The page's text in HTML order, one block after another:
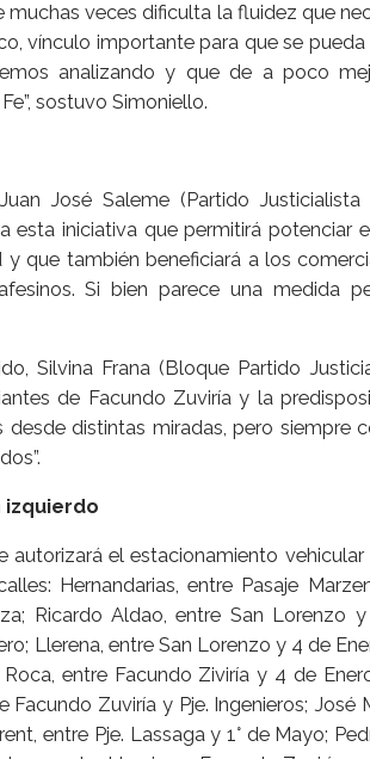
muchas veces dificulta la fluidez que
vínculo importante para que se
analizando y que de a poco
sostuvo Simoniello.
José Saleme (Partido
esta iniciativa que permitirá potenciar
y que también beneficiará a los
Si bien parece una medida
Silvina Frana (Bloque Partido
de Facundo Zuviría y la
desde distintas miradas, pero siempre
izquierdo
autorizará el estacionamiento
Hernandarias, entre Pasaje
Ricardo Aldao, entre San Lorenzo
Llerena, entre San Lorenzo y 4 de
Roca, entre Facundo Ziviría y 4 de
Facundo Zuviría y Pje. Ingenieros; José
entre Pje. Lassaga y 1° de Mayo;